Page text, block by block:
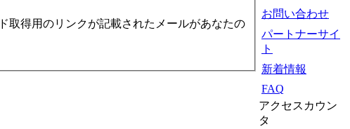
取得用のリンクが記載されたメールがあなたの
お問い合わせ
パートナーサイ
ト
新着情報
FAQ
アクセスカウン
タ